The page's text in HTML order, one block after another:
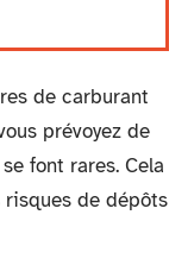
de carburant
prévoyez de
font rares. Cela
risques de dépôts